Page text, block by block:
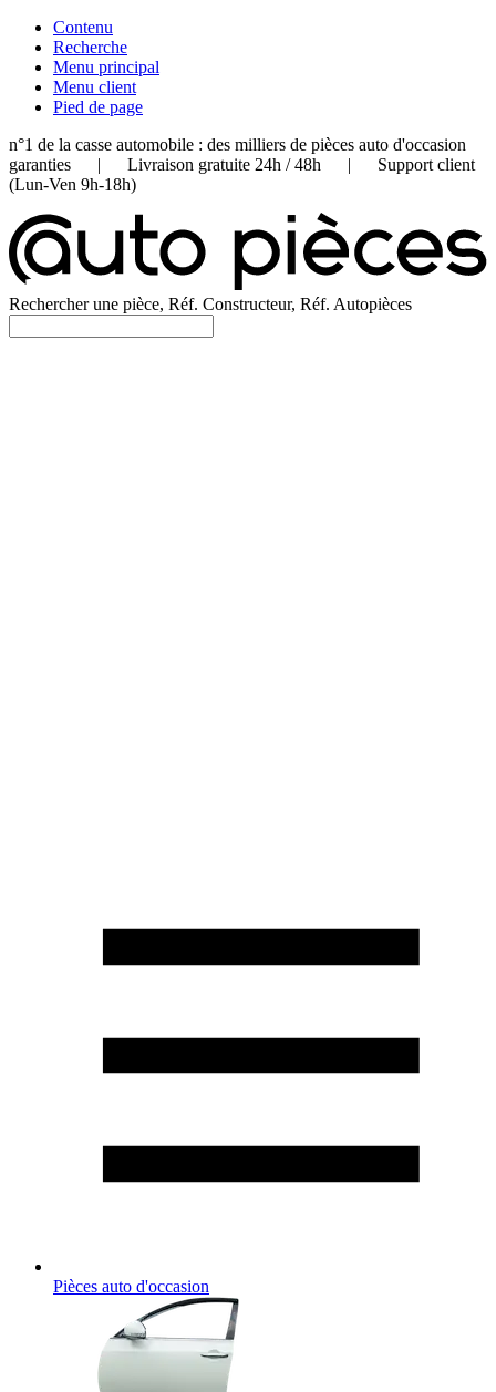
Contenu
Recherche
Menu principal
Menu client
Pied de page
n°1 de la casse automobile : des milliers de pièces auto d'occasion
garanties | Livraison gratuite 24h / 48h | Support client
(Lun-Ven 9h-18h)
Rechercher une pièce, Réf. Constructeur, Réf. Autopièces
Pièces auto d'occasion